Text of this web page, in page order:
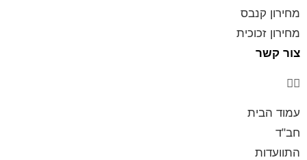
מחירון קנבס
מחירון זכוכית
צור קשר
עמוד הבית
חב"ד
התוועדות